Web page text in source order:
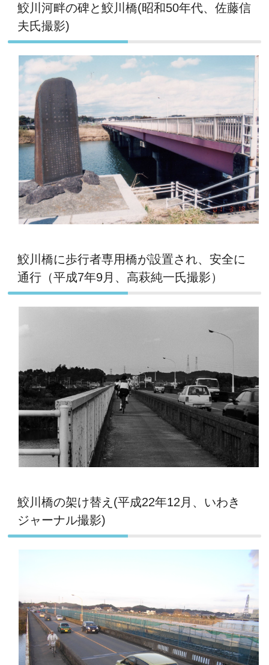
鮫川河畔の碑と鮫川橋(昭和50年代、佐藤信
夫氏撮影)
鮫川橋に歩行者専用橋が設置され、安全に
通行（平成7年9月、高萩純一氏撮影）
鮫川橋の架け替え(平成22年12月、いわき
ジャーナル撮影)